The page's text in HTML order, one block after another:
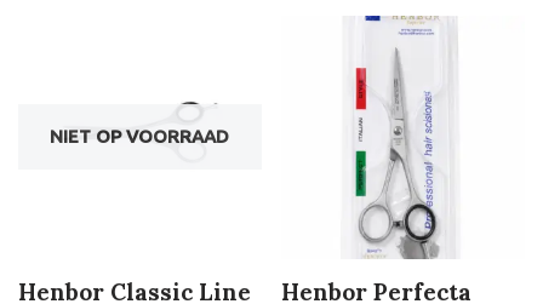
NIET OP VOORRAAD
Henbor Classic Line
Henbor Perfecta